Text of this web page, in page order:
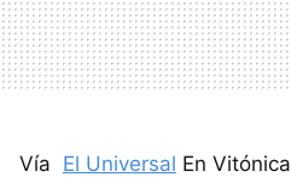
Vía El Universal En Vitónica